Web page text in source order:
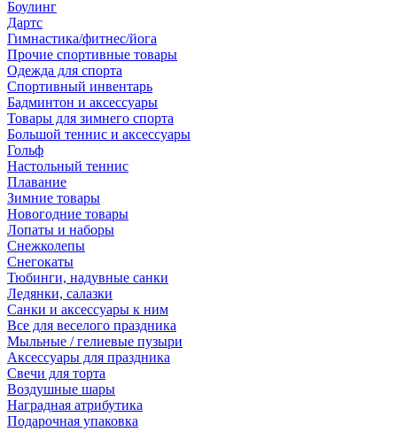
Боулинг
Дартс
Гимнастика/фитнес/йога
Прочие спортивные товары
Одежда для спорта
Спортивный инвентарь
Бадминтон и аксессуары
Товары для зимнего спорта
Большой теннис и аксессуары
Гольф
Настольный теннис
Плавание
Зимние товары
Новогодние товары
Лопаты и наборы
Снежколепы
Снегокаты
Тюбинги, надувные санки
Ледянки, салазки
Санки и аксессуары к ним
Все для веселого праздника
Мыльные / гелиевые пузыри
Аксессуары для праздника
Свечи для торта
Воздушные шары
Наградная атрибутика
Подарочная упаковка